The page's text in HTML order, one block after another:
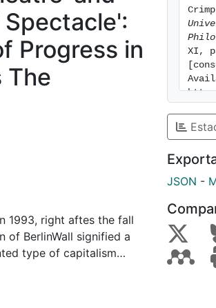
Progress in
The
1993, right aftes the fall
of BerlinWall signified a
type of capitalism
end of the World War
neo-liberal policies.
XI,
JSON -